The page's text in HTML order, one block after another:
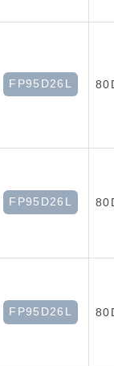
FP95D26L
FP95D26L
FP95D26L